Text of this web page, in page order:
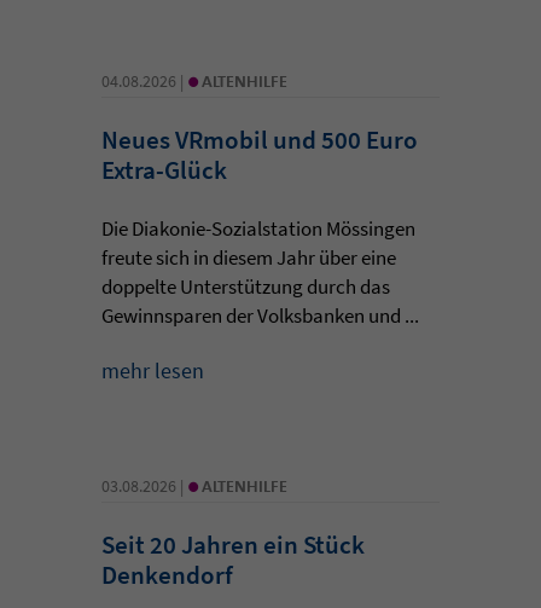
04.08.2026 | • ALTENHILFE
Neues VRmobil und 500 Euro
Extra-Glück
Die Diakonie-Sozialstation Mössingen
freute sich in diesem Jahr über eine
doppelte Unterstützung durch das
Gewinnsparen der Volksbanken und ...
mehr lesen
03.08.2026 | • ALTENHILFE
Seit 20 Jahren ein Stück
Denkendorf